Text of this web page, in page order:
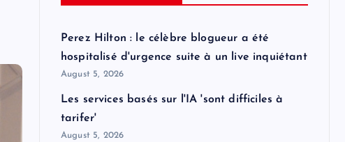
Perez Hilton : le célèbre blogueur a été
hospitalisé d'urgence suite à un live inquiétant
August 5, 2026
Les services basés sur l'IA 'sont difficiles à
tarifer'
August 5, 2026